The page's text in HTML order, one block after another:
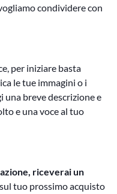
condividere con
per iniziare basta
le tue immagini o i
breve descrizione e
e una voce al tuo
riceverai un
tuo prossimo acquisto